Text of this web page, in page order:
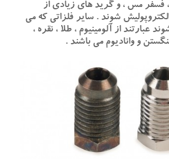
فسفر مس ، و گرید های زیادی از
الکتروپولیش شوند . سایر فلزاتی که می
عبارتند از آلومینیوم ، طلا ، نقره ،
تنگستن و وانادیوم می باشند .